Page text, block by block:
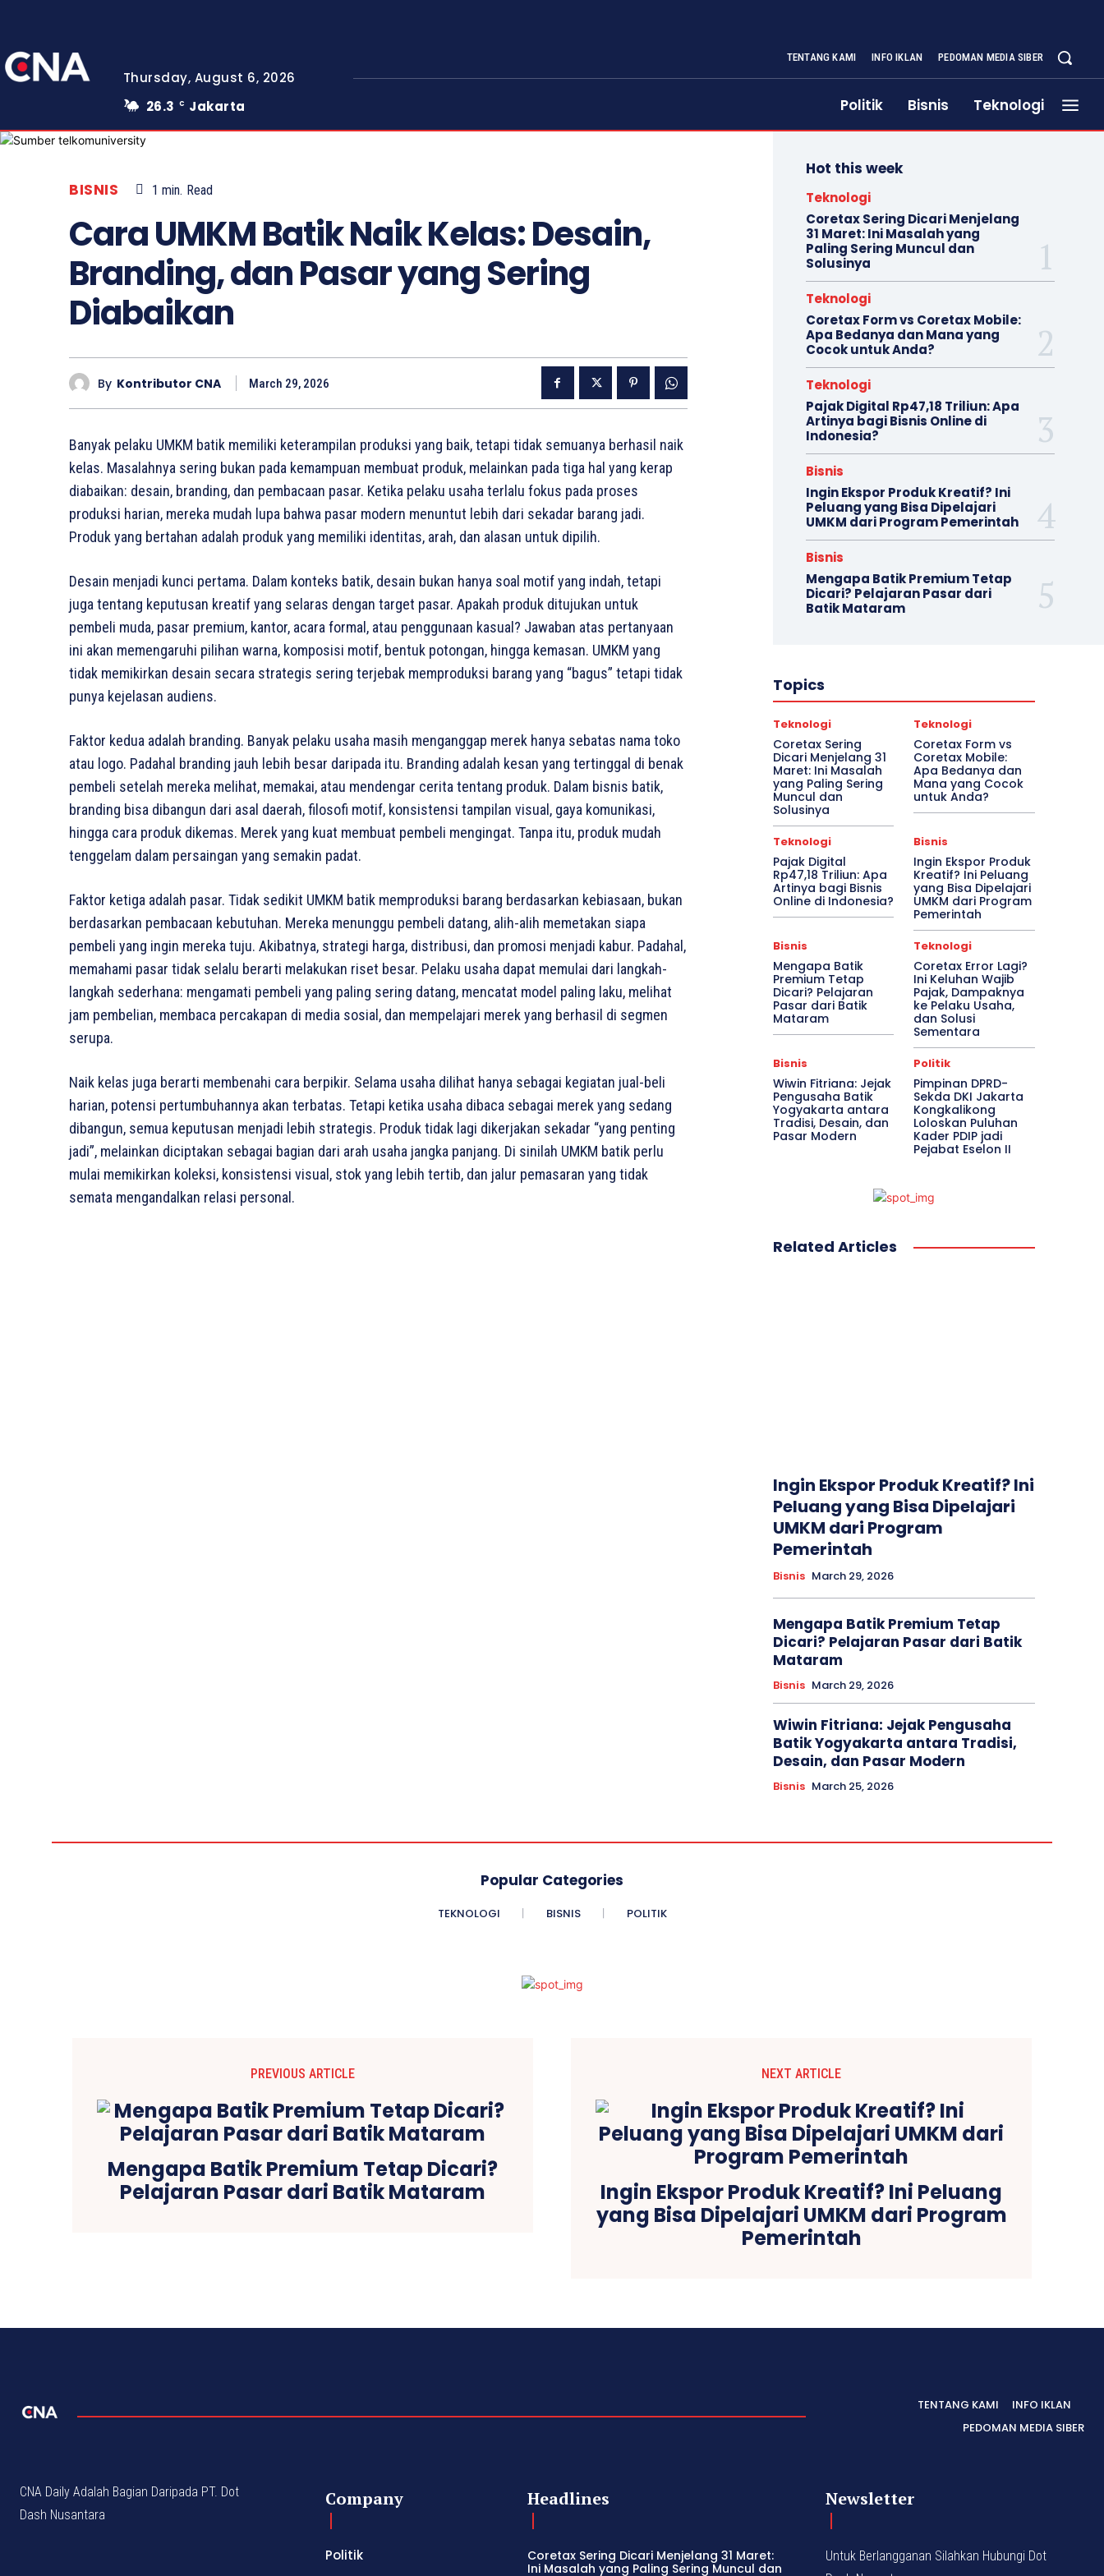
Thursday, August 6, 2026
26.3
C Jakarta
TENTANG KAMI INFO IKLAN PEDOMAN MEDIA SIBER
Politik Bisnis Teknologi
BISNIS 1 min. Read
Cara UMKM Batik Naik Kelas: Desain,
Branding, dan Pasar yang Sering
Diabaikan
By Kontributor CNA March 29, 2026
Banyak pelaku UMKM batik memiliki keterampilan produksi yang baik, tetapi tidak semuanya berhasil naik
kelas. Masalahnya sering bukan pada kemampuan membuat produk, melainkan pada tiga hal yang kerap
diabaikan: desain, branding, dan pembacaan pasar. Ketika pelaku usaha terlalu fokus pada proses
produksi harian, mereka mudah lupa bahwa pasar modern menuntut lebih dari sekadar barang jadi.
Produk yang bertahan adalah produk yang memiliki identitas, arah, dan alasan untuk dipilih.
Desain menjadi kunci pertama. Dalam konteks batik, desain bukan hanya soal motif yang indah, tetapi
juga tentang keputusan kreatif yang selaras dengan target pasar. Apakah produk ditujukan untuk
pembeli muda, pasar premium, kantor, acara formal, atau penggunaan kasual? Jawaban atas pertanyaan
ini akan memengaruhi pilihan warna, komposisi motif, bentuk potongan, hingga kemasan. UMKM yang
tidak memikirkan desain secara strategis sering terjebak memproduksi barang yang “bagus” tetapi tidak
punya kejelasan audiens.
Faktor kedua adalah branding. Banyak pelaku usaha masih menganggap merek hanya sebatas nama toko
atau logo. Padahal branding jauh lebih besar daripada itu. Branding adalah kesan yang tertinggal di benak
pembeli setelah mereka melihat, memakai, atau mendengar cerita tentang produk. Dalam bisnis batik,
branding bisa dibangun dari asal daerah, filosofi motif, konsistensi tampilan visual, gaya komunikasi,
hingga cara produk dikemas. Merek yang kuat membuat pembeli mengingat. Tanpa itu, produk mudah
tenggelam dalam persaingan yang semakin padat.
Faktor ketiga adalah pasar. Tidak sedikit UMKM batik memproduksi barang berdasarkan kebiasaan, bukan
berdasarkan pembacaan kebutuhan. Mereka menunggu pembeli datang, alih-alih memetakan siapa
pembeli yang ingin mereka tuju. Akibatnya, strategi harga, distribusi, dan promosi menjadi kabur. Padahal,
memahami pasar tidak selalu berarti melakukan riset besar. Pelaku usaha dapat memulai dari langkah-
langkah sederhana: mengamati pembeli yang paling sering datang, mencatat model paling laku, melihat
jam pembelian, membaca percakapan di media sosial, dan mempelajari merek yang berhasil di segmen
serupa.
Naik kelas juga berarti membenahi cara berpikir. Selama usaha dilihat hanya sebagai kegiatan jual-beli
harian, potensi pertumbuhannya akan terbatas. Tetapi ketika usaha dibaca sebagai merek yang sedang
dibangun, semua keputusan menjadi lebih strategis. Produk tidak lagi dikerjakan sekadar “yang penting
jadi”, melainkan diciptakan sebagai bagian dari arah usaha jangka panjang. Di sinilah UMKM batik perlu
mulai memikirkan koleksi, konsistensi visual, stok yang lebih tertib, dan jalur pemasaran yang tidak
semata mengandalkan relasi personal.
Hot this week
Teknologi
Coretax Sering Dicari Menjelang
31 Maret: Ini Masalah yang
Paling Sering Muncul dan
Solusinya
Teknologi
Coretax Form vs Coretax Mobile:
Apa Bedanya dan Mana yang
Cocok untuk Anda?
Teknologi
Pajak Digital Rp47,18 Triliun: Apa
Artinya bagi Bisnis Online di
Indonesia?
Bisnis
Ingin Ekspor Produk Kreatif? Ini
Peluang yang Bisa Dipelajari
UMKM dari Program Pemerintah
Bisnis
Mengapa Batik Premium Tetap
Dicari? Pelajaran Pasar dari
Batik Mataram
Topics
Teknologi
Coretax Sering
Dicari Menjelang 31
Maret: Ini Masalah
yang Paling Sering
Muncul dan
Solusinya
Teknologi
Coretax Form vs
Coretax Mobile:
Apa Bedanya dan
Mana yang Cocok
untuk Anda?
Teknologi
Pajak Digital
Rp47,18 Triliun: Apa
Artinya bagi Bisnis
Online di Indonesia?
Bisnis
Ingin Ekspor Produk
Kreatif? Ini Peluang
yang Bisa Dipelajari
UMKM dari Program
Pemerintah
Bisnis
Mengapa Batik
Premium Tetap
Dicari? Pelajaran
Pasar dari Batik
Mataram
Teknologi
Coretax Error Lagi?
Ini Keluhan Wajib
Pajak, Dampaknya
ke Pelaku Usaha,
dan Solusi
Sementara
Bisnis
Wiwin Fitriana: Jejak
Pengusaha Batik
Yogyakarta antara
Tradisi, Desain, dan
Pasar Modern
Politik
Pimpinan DPRD-
Sekda DKI Jakarta
Kongkalikong
Loloskan Puluhan
Kader PDIP jadi
Pejabat Eselon II
Related Articles
Ingin Ekspor Produk Kreatif? Ini
Peluang yang Bisa Dipelajari
UMKM dari Program
Pemerintah
Bisnis March 29, 2026
Mengapa Batik Premium Tetap
Dicari? Pelajaran Pasar dari Batik
Mataram
Bisnis March 29, 2026
Wiwin Fitriana: Jejak Pengusaha
Batik Yogyakarta antara Tradisi,
Desain, dan Pasar Modern
Bisnis March 25, 2026
Popular Categories
TEKNOLOGI BISNIS POLITIK
PREVIOUS ARTICLE
Mengapa Batik Premium Tetap Dicari?
Pelajaran Pasar dari Batik Mataram
NEXT ARTICLE
Ingin Ekspor Produk Kreatif? Ini Peluang
yang Bisa Dipelajari UMKM dari Program
Pemerintah
TENTANG KAMI
INFO IKLAN
PEDOMAN MEDIA SIBER
CNA Daily Adalah Bagian Daripada PT. Dot
Dash Nusantara
Company
Politik
Headlines
Coretax Sering Dicari Menjelang 31 Maret:
Ini Masalah yang Paling Sering Muncul dan
Newsletter
Untuk Berlangganan Silahkan Hubungi Dot